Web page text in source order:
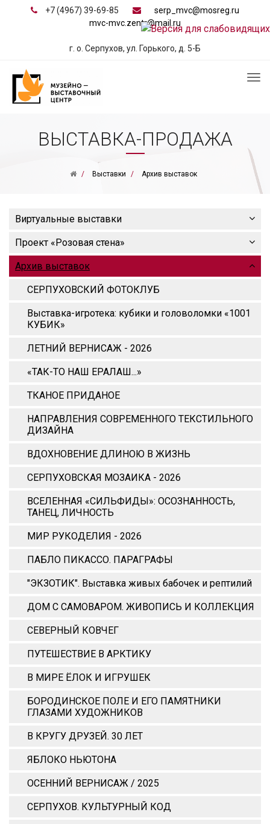
+7 (4967) 39-69-85
serp_mvc@mosreg.ru
mvc-mvc.zentr@mail.ru
г. о. Серпухов, ул. Горького, д. 5-Б
ВЫСТАВКА-ПРОДАЖА
Выставки Архив выставок
Виртуальные выставки
Проект «Розовая стена»
Архив выставок
СЕРПУХОВСКИЙ ФОТОКЛУБ
Выставка-игротека: кубики и головоломки «1001
КУБИК»
ЛЕТНИЙ ВЕРНИСАЖ - 2026
«ТАК-ТО НАШ ЕРАЛАШ...»
ТКАНОЕ ПРИДАНОЕ
НАПРАВЛЕНИЯ СОВРЕМЕННОГО ТЕКСТИЛЬНОГО
ДИЗАЙНА
ВДОХНОВЕНИЕ ДЛИНОЮ В ЖИЗНЬ
СЕРПУХОВСКАЯ МОЗАИКА - 2026
ВСЕЛЕННАЯ «СИЛЬФИДЫ»: ОСОЗНАННОСТЬ,
ТАНЕЦ, ЛИЧНОСТЬ
МИР РУКОДЕЛИЯ - 2026
ПАБЛО ПИКАССО. ПАРАГРАФЫ
"ЭКЗОТИК". Выставка живых бабочек и рептилий
ДОМ С САМОВАРОМ. ЖИВОПИСЬ И КОЛЛЕКЦИЯ
СЕВЕРНЫЙ КОВЧЕГ
ПУТЕШЕСТВИЕ В АРКТИКУ
В МИРЕ ЁЛОК И ИГРУШЕК
БОРОДИНСКОЕ ПОЛЕ И ЕГО ПАМЯТНИКИ
ГЛАЗАМИ ХУДОЖНИКОВ
В КРУГУ ДРУЗЕЙ. 30 ЛЕТ
ЯБЛОКО НЬЮТОНА
ОСЕННИЙ ВЕРНИСАЖ / 2025
СЕРПУХОВ. КУЛЬТУРНЫЙ КОД